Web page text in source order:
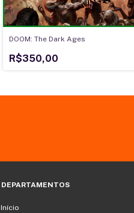
DOOM: The Dark Ages
R$350,00
DEPARTAMENTOS
Início